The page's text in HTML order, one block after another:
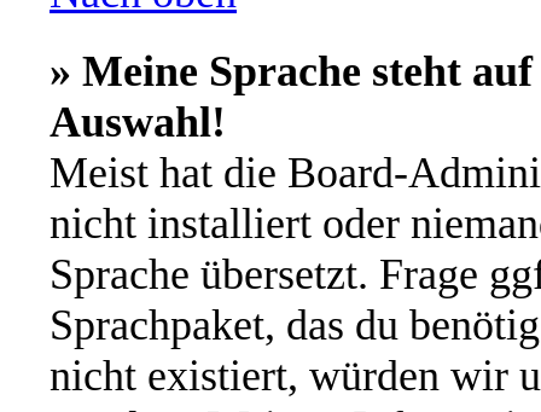
» Meine Sprache steht
Auswahl!
Meist hat die Board-
nicht installiert oder
Sprache übersetzt. Frage
Sprachpaket, das du
nicht existiert, würden wir